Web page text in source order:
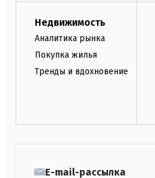
Недвижимость
Аналитика рынка
Покупка жилья
Тренды и вдохновение
E-mail-рассылка